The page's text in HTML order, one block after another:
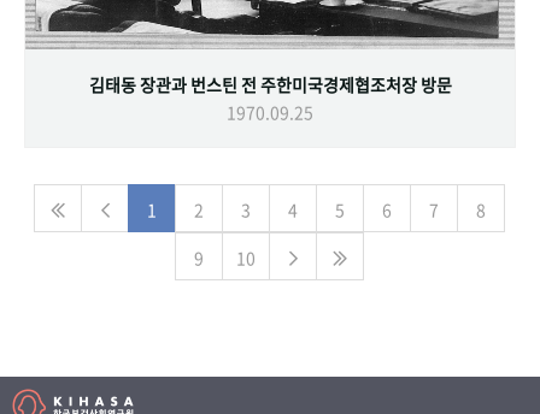
김태동 장관과 번스틴 전 주한미국경제협조처장 방문
1970.09.25
1 2 3 4 5 6 7
8
9
10